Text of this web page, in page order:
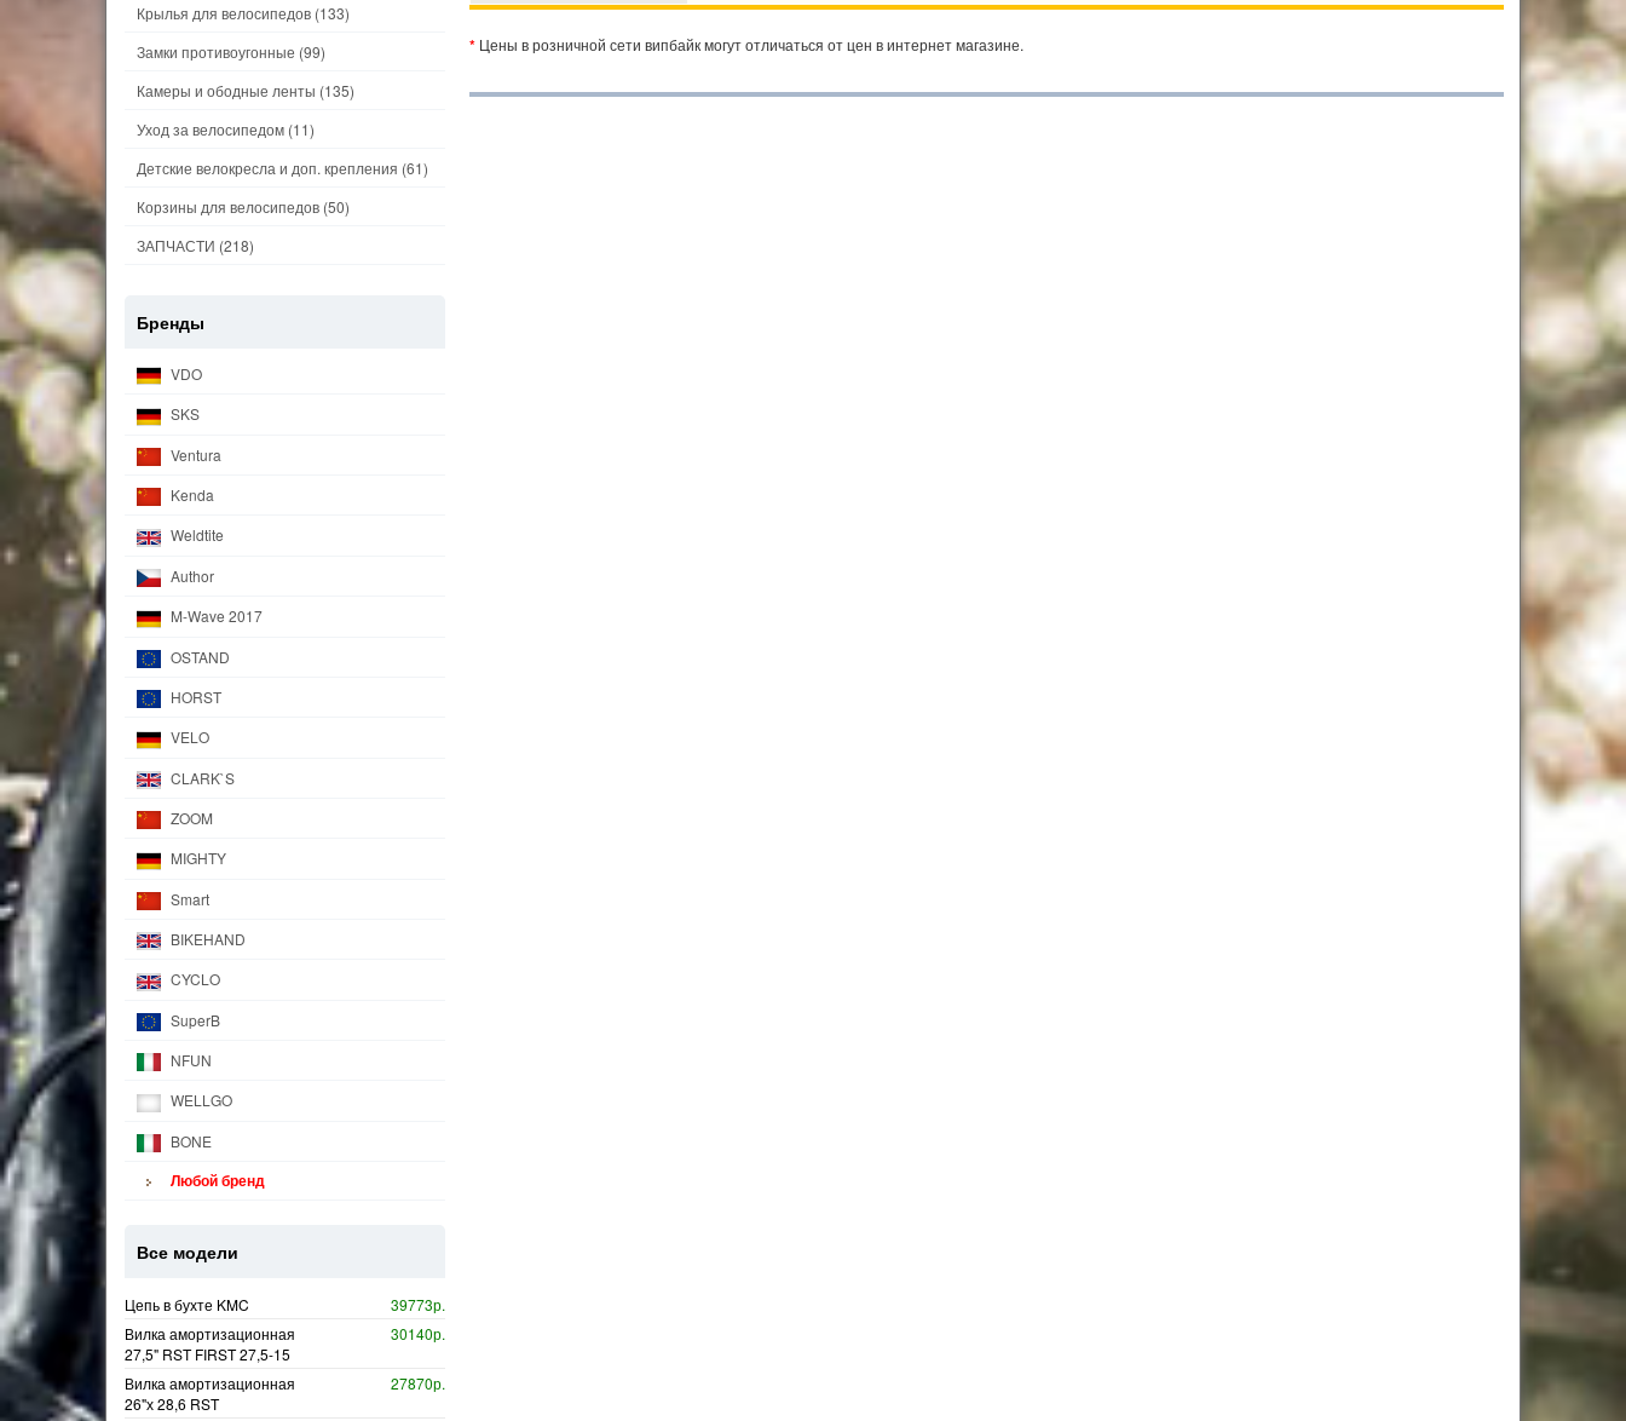
* Цены в розничной сети випбайк могут отличаться от цен в интернет магазине.
Крылья для велосипедов (133)
Замки противоугонные (99)
Камеры и ободные ленты (135)
Уход за велосипедом (11)
Детские велокресла и доп. крепления (61)
Корзины для велосипедов (50)
ЗАПЧАСТИ (218)
Бренды
VDO
SKS
Ventura
Kenda
Weldtite
Author
M-Wave 2017
OSTAND
HORST
VELO
CLARK`S
ZOOM
MIGHTY
Smart
BIKEHAND
CYCLO
SuperB
NFUN
WELLGO
BONE
Любой бренд
Все модели
Цепь в бухте KMC
39773р.
Вилка амортизационная
27,5" RST FIRST 27,5-15
30140р.
Вилка амортизационная
26"х 28,6 RST
27870р.